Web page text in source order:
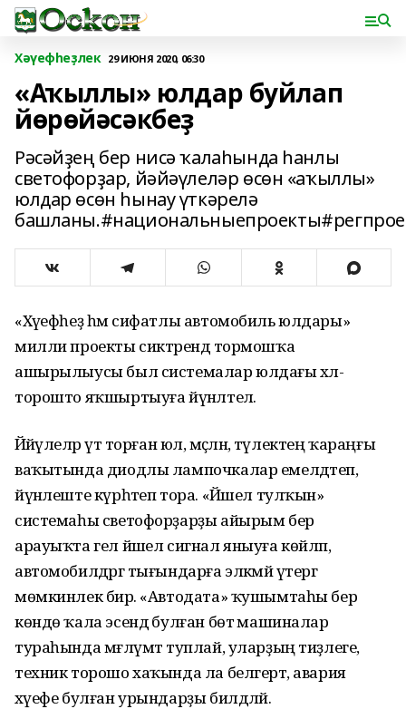
Хәүефһеҙлек 29 ИЮНЯ 2020, 06:30
«Аҡыллы» юлдар буйлап
йөрөйәсәкбеҙ
Рәсәйҙең бер нисә ҡалаһында һанлы
светофорҙар, йәйәүлеләр өсөн «аҡыллы»
юлдар өсөн һынау үткәрелә
«Хәүефһеҙ һәм сифатлы автомобиль юлдары»
милли проекты сиктәрендә тормошҡа
ашырылыусы был системалар юлдағы хәл-
торошто яҡшыртыуға йүнәлтелә.
Йәйәүлеләр үтә торған юл, мәҫәлән, тәүлектең ҡараңғы
ваҡытында диодлы лампочкалар емелдәтеп,
йүнәлеште күрһәтеп тора. «Йәшел тулҡын»
системаһы светофорҙарҙы айырым бер
арауыҡта гел йәшел сигнал яныуға көйләп,
автомобилдәргә тығындарға эләкмәй үтергә
мөмкинлек бирә. «Автодата» ҡушымтаһы бер
көндө ҡала эсендә булған бөтә машиналар
тураһында мәғлүмәт туплай, уларҙың тиҙлеге,
техник торошо хаҡында ла белгертә, авария
хәүефе булған урындарҙы билдәләй.